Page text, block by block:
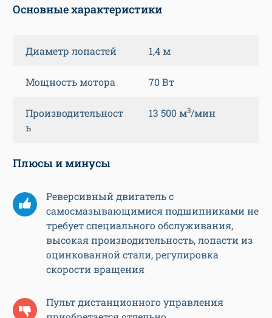
Основные характеристики
Диаметр лопастей 1,4 м
Мощность мотора 70 Вт
Производительност
ь
13 500 м3/мин
Плюсы и минусы
Реверсивный двигатель с
самосмазывающимися подшипниками не
требует специального обслуживания,
высокая производительность, лопасти из
оцинкованной стали, регулировка
скорости вращения
Пульт дистанционного управления